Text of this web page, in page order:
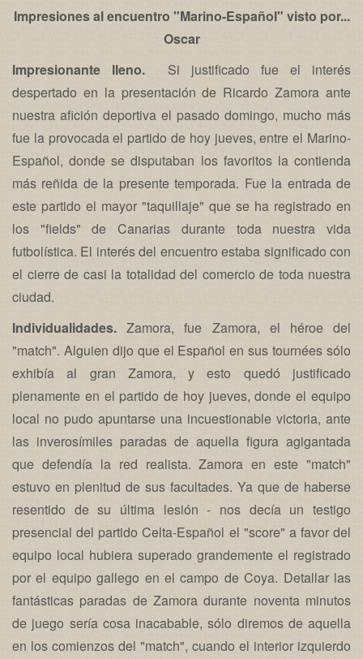
Impresiones al encuentro "Marino-Español" visto por...
Oscar
Impresionante lleno. Si justificado fue el interés
despertado en la presentación de Ricardo Zamora ante
nuestra afición deportiva el pasado domingo, mucho más
fue la provocada el partido de hoy jueves, entre el Marino-
Español, donde se disputaban los favoritos la contienda
más reñida de la presente temporada. Fue la entrada de
este partido el mayor "taquillaje" que se ha registrado en
los "fields" de Canarias durante toda nuestra vida
futbolística. El interés del encuentro estaba significado con
el cierre de casi la totalidad del comercio de toda nuestra
ciudad.
Individualidades.Zamora, fue Zamora, el héroe del
"match". Alguien dijo que el Español en sus tournées sólo
exhibía al gran Zamora, y esto quedó justificado
plenamente en el partido de hoy jueves, donde el equipo
local no pudo apuntarse una incuestionable victoria, ante
las inverosímiles paradas de aquella figura agigantada
que defendía la red realista. Zamora en este "match"
estuvo en plenitud de sus facultades. Ya que de haberse
resentido de su última lesión - nos decía un testigo
presencial del partido Celta-Español el "score" a favor del
equipo local hubiera superado grandemente el registrado
por el equipo gallego en el campo de Coya. Detallar las
fantásticas paradas de Zamora durante noventa minutos
de juego sería cosa inacabable, sólo diremos de aquella
en los comienzos del "match", cuando el interior izquierdo